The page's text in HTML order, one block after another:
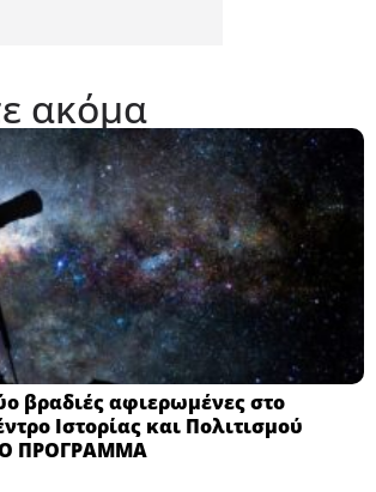
ακόμα
βραδιές αφιερωμένες στο
Ιστορίας και Πολιτισμού
ΠΡΟΓΡΑΜΜΑ